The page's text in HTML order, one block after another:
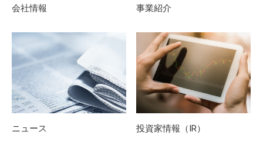
会社情報 事業紹介
ニュース 投資家情報（IR）